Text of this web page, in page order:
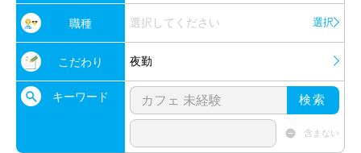
職種 選択してください 選択
こだわり 夜勤
キーワード 検索
含まない